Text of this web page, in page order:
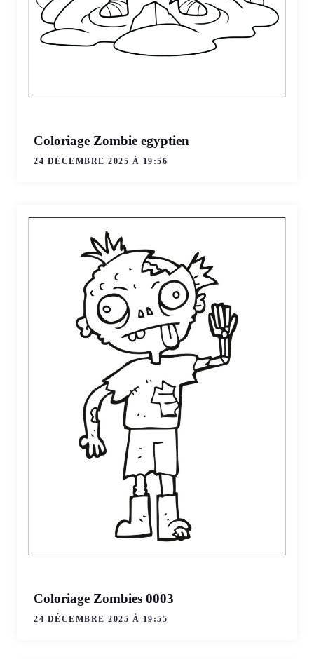
Coloriage Zombie egyptien
24 DÉCEMBRE 2025 À 19:56
Coloriage Zombies 0003
24 DÉCEMBRE 2025 À 19:55